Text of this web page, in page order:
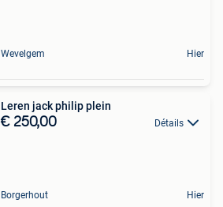
Wevelgem Hier
Leren jack philip plein
€ 250,00 Détails
Borgerhout Hier